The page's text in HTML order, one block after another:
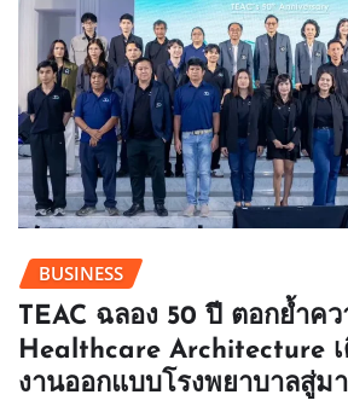
BUSINESS
TEAC ฉลอง 50 ปี ตอกย้ำค
Healthcare Architecture
งานออกแบบโรงพยาบาลสู่ม